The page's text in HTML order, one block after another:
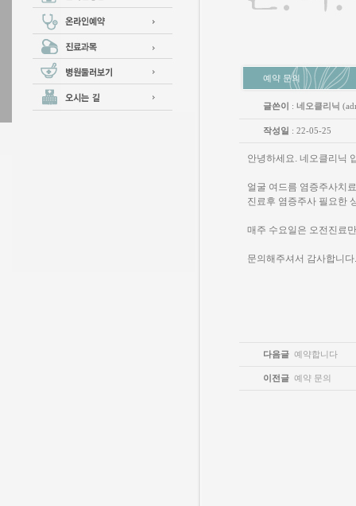
예약 문의
글쓴이 : 네오클리닉
작성일 : 22-05-25
안녕하세요. 네오클리닉
얼굴 여드름 염증주사치
진료후 염증주사 필요한
매주 수요일은 오전진료
문의해주셔서 감사합니다.
다음글 예약합니다
이전글 예약 문의